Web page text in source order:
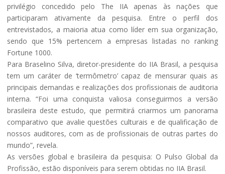
privilégio concedido pelo The IIA apenas às nações que
participaram ativamente da pesquisa. Entre o perfil dos
entrevistados, a maioria atua como líder em sua organização,
sendo que 15% pertencem a empresas listadas no ranking
Fortune 1000.
Para Braselino Silva, diretor-presidente do IIA Brasil, a pesquisa
tem um caráter de ‘termômetro’ capaz de mensurar quais as
principais demandas e realizações dos profissionais de auditoria
interna. “Foi uma conquista valiosa conseguirmos a versão
brasileira deste estudo, que permitirá criarmos um panorama
comparativo que avalie questões culturais e de qualificação de
nossos auditores, com as de profissionais de outras partes do
mundo”, revela.
As versões global e brasileira da pesquisa: O Pulso Global da
Profissão, estão disponíveis para serem obtidas no IIA Brasil.